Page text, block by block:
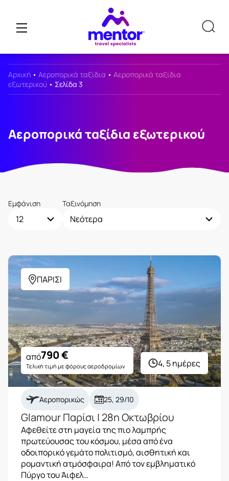
Αρχική • Αεροπορικά ταξίδια • Αεροπορικά ταξίδια
εξωτερικού • Σελίδα 3
Αεροπορικά ταξίδια εξωτερικού
Εμφάνιση Ταξινόμηση
ΠΑΡΙΣΙ
4, 5 ημέρες
από790€
Τελική τιμή με φόρους αεροδρομίων
Αεροπορικώς 25, 29/10
Glamour Παρίσι | 28η Οκτωβρίου
Αφεθείτε στη μαγεία της πιο λαμπρής
πρωτεύουσας του κόσμου, μέσα από ένα
οδοιπορικό γεμάτο πολιτισμό, αισθητική και
ρομαντική ατμόσφαιρα! Από τον εμβληματικό
Πύργο του Άιφελ…